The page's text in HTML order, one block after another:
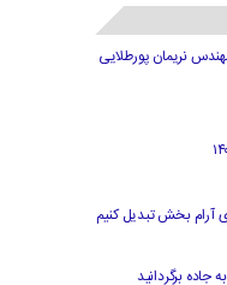
نریمان پورطلایی
آرام بخش تبدیل کنیم
جاده برگردانید